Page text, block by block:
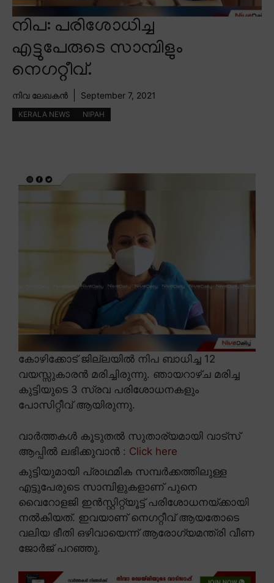
നിപ: പരിശോധിച്ച
എട്ടുപേരുടെ സാമ്പിളും
നെഗറ്റീവ്.
നിവ ലേഖകൻ September 7, 2021
KERALA NEWS NIPAH
കോഴിക്കോട് ജില്ലയിൽ നിപ ബാധിച്ച 12
വയസ്സുകാരൻ മരിച്ചിരുന്നു. ഞായറാഴ്ച മരിച്ച
കുട്ടിയുടെ 3 സ്രവ പരിശോധനകളും
പോസിറ്റീവ് ആയിരുന്നു.
വാർത്തകൾ കൂടുതൽ സുതാര്യമായി വാട്സ്
ആപ്പിൽ ലഭിക്കുവാൻ : Click here
കുട്ടിയുമായി പ്രാഥമിക സമ്പർക്കത്തിലുള്ള
എട്ടുപേരുടെ സാമ്പിളുകളാണ് പുനെ
വൈറോളജി ഇൻസ്റ്റിറ്റ്യൂട്ട് പരിശോധനയ്ക്കായി
നൽകിയത്. ഇവയാണ് നെഗറ്റീവ് ആയതോടെ
വലിയ ഭീതി ഒഴിവായെന്ന് ആരോഗ്യമന്ത്രി വീണ
ജോർജ് പറഞ്ഞു.